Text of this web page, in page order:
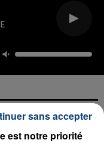
est notre priorité
sans accepter